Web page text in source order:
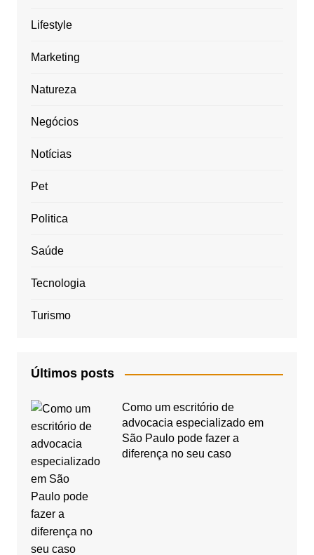
Lifestyle
Marketing
Natureza
Negócios
Notícias
Pet
Politica
Saúde
Tecnologia
Turismo
Últimos posts
Como um escritório de
advocacia especializado em
São Paulo pode fazer a
diferença no seu caso